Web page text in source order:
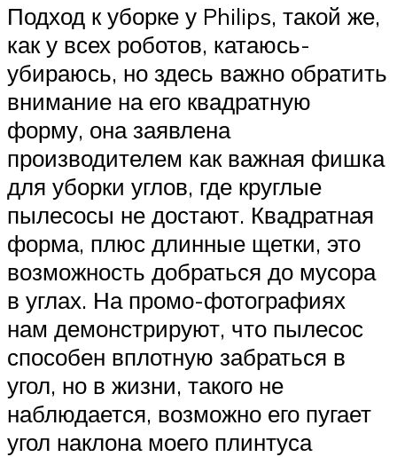
Подход к уборке у Philips, такой же,
как у всех роботов, катаюсь-
убираюсь, но здесь важно обратить
внимание на его квадратную
форму, она заявлена
производителем как важная фишка
для уборки углов, где круглые
пылесосы не достают. Квадратная
форма, плюс длинные щетки, это
возможность добраться до мусора
в углах. На промо-фотографиях
нам демонстрируют, что пылесос
способен вплотную забраться в
угол, но в жизни, такого не
наблюдается, возможно его пугает
угол наклона моего плинтуса